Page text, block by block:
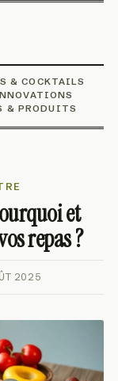
& COCKTAILS
& PRODUITS
et
repas ?
2025